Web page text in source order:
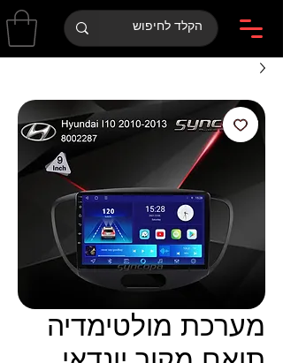
מערכת מולטימדיה